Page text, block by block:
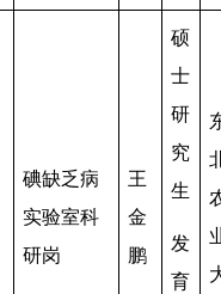
碘缺乏病
实验室科
研岗
王
金
鹏
硕
士
研
究
生
发
育